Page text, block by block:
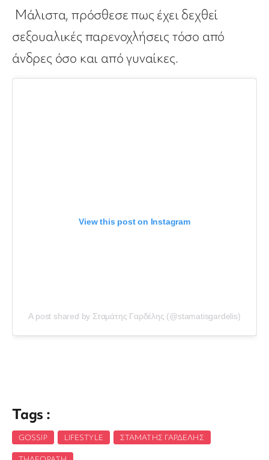
Μάλιστα, πρόσθεσε πως έχει δεχθεί
σεξουαλικές παρενοχλήσεις τόσο από
άνδρες όσο και από γυναίκες.
View this post on Instagram
A post shared by Σταμάτης Γαρδέλης (@stamatisgardelis)
Tags :
GOSSIP LIFESTYLE ΣΤΑΜΆΤΗΣ ΓΑΡΔΈΛΗΣ